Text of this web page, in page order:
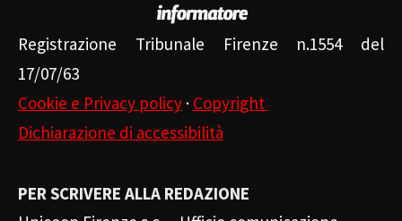
Registrazione Tribunale Firenze n.1554 del
17/07/63
Cookie e Privacy policy · Copyright
Dichiarazione di accessibilità
PER SCRIVERE ALLA REDAZIONE